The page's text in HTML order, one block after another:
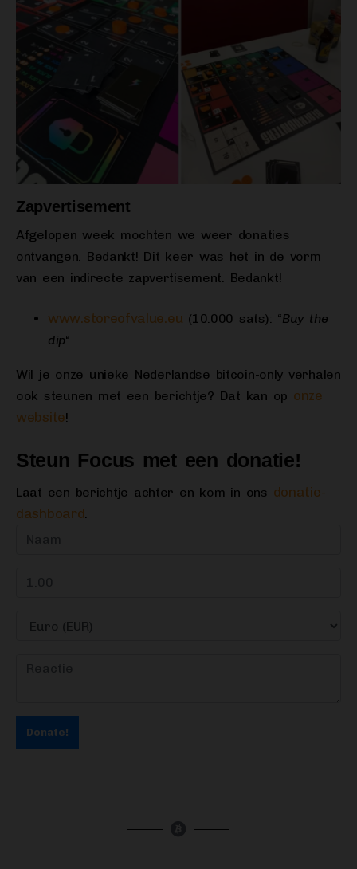
Zapvertisement
Afgelopen week mochten we weer donaties
ontvangen. Bedankt! Dit keer was het in de vorm
van een indirecte zapvertisement. Bedankt!
www.storeofvalue.eu (10.000 sats): “Buy the
dip“
Wil je onze unieke Nederlandse bitcoin-only verhalen
ook steunen met een berichtje? Dat kan op onze
website!
Steun Focus met een donatie!
Laat een berichtje achter en kom in ons donatie-
dashboard.
Donate!